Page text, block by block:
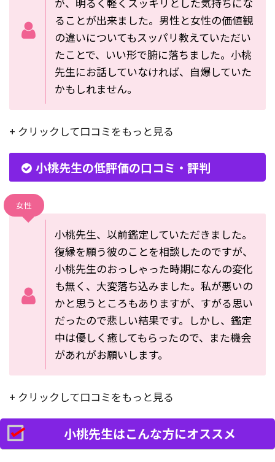
ることが出来ました。男性と女性の価値観
の違いについてもスッパリ教えていただい
たことで、いい形で腑に落ちました。小桃
先生にお話していなければ、自爆していた
かもしれません。
+ クリックして口コミをもっと見る
小桃先生の低評価の口コミ・評判
女性
小桃先生、以前鑑定していただきました。
復縁を願う彼のことを相談したのですが、
小桃先生のおっしゃった時期になんの変化
も無く、大変落ち込みました。私が悪いの
かと思うところもありますが、すがる思い
だったので悲しい結果です。しかし、鑑定
中は優しく癒してもらったので、また機会
があれがお願いします。
+ クリックして口コミをもっと見る
小桃先生はこんな方にオススメ